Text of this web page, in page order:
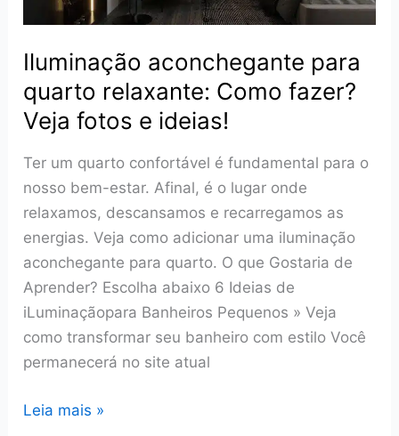
Iluminação aconchegante para
quarto relaxante: Como fazer?
Veja fotos e ideias!
Ter um quarto confortável é fundamental para o
nosso bem-estar. Afinal, é o lugar onde
relaxamos, descansamos e recarregamos as
energias. Veja como adicionar uma iluminação
aconchegante para quarto. O que Gostaria de
Aprender? Escolha abaixo 6 Ideias de
iLuminaçãopara Banheiros Pequenos » Veja
como transformar seu banheiro com estilo Você
permanecerá no site atual
Iluminação
Leia mais »